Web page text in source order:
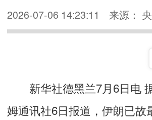
2026-07-06 14:23:11 来源：
新华社德黑兰7月6日电
姆通讯社6日报道，伊朗已故